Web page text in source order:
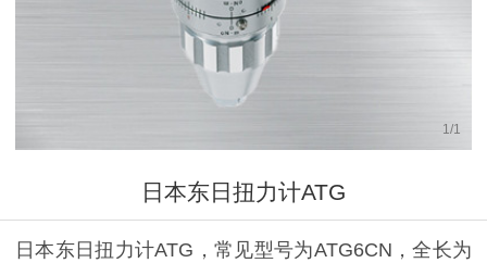
1 /1
日本东日扭力计ATG
日本东日扭力计ATG，常见型号为ATG6CN，全长为